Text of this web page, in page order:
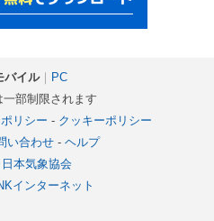
バイル｜ PC
部制限されます
リシー - クッキーポリシー
い合わせ- ヘルプ
日本気象協会
インターネット